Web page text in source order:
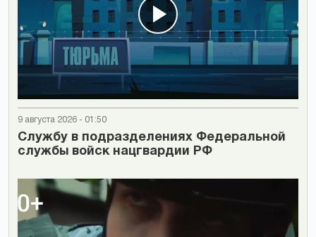
9 августа 2026 - 01:50
Cлужбу в подразделениях Федеральной
службы войск нацгвардии РФ